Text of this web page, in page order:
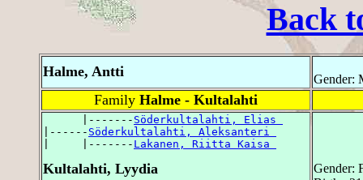
Back
Halme, Antti Gender:
Family Halme - Kultalahti
      |-------
Söderkultalahti, Elias
|------ Söderkultalahti, Aleksanteri
|     |------- Lakanen, Riitta Kaisa
Kultalahti, Lyydia
Gender: